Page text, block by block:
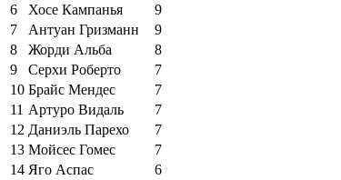
6
Хосе Кампанья
9
7
Антуан Гризманн
9
8
Жорди Альба
8
9
Серхи Роберто
7
10 Брайс Мендес
7
11 Артуро Видаль
7
12 Даниэль Парехо
7
13 Мойсес Гомес
7
14 Яго Аспас
6